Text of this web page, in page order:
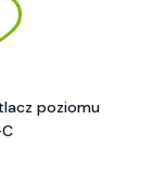
poziomu